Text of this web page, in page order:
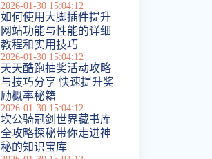
2026-01-30 15:04:12
如何使用大脚插件提升
网站功能与性能的详细
教程和实用技巧
2026-01-30 15:04:12
天天酷跑抽奖活动攻略
与技巧分享 快速提升奖
励概率秘籍
2026-01-30 15:04:12
坎公骑冠剑世界藏书库
全攻略探秘带你走进神
秘的知识宝库